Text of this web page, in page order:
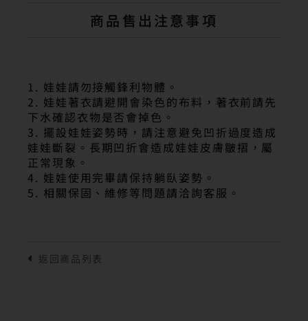
商品售出注意事項
1. 娃娃請勿接觸鋒利物體。
2. 娃娃著衣請避開會染色的布料，著衣前請先
下水確認衣物是否會掉色。
3. 擺設娃娃姿勢時，請注意避免凹折過度造成
娃娃斷裂。長期凹折會造成娃娃皮膚皺摺，屬
正常現象。
4. 娃娃使用完畢請保持躺臥姿勢。
5. 相關保固、維修等問題請洽詢客服。